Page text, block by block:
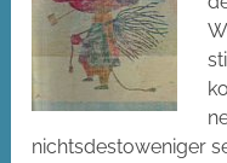
nichtsdestoweniger